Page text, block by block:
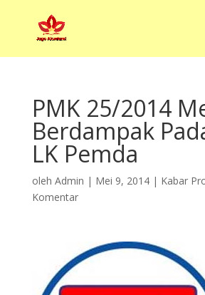
PMK 25/2014
Berdampak
LK Pemda
oleh Admin | Mei 9, 2014| Kabar
Komentar